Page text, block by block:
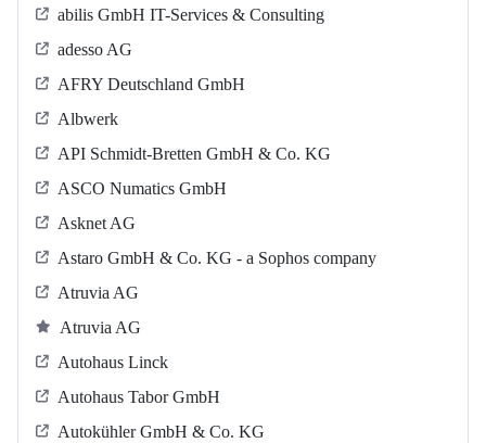
abilis GmbH IT-Services & Consulting
adesso AG
AFRY Deutschland GmbH
Albwerk
API Schmidt-Bretten GmbH & Co. KG
ASCO Numatics GmbH
Asknet AG
Astaro GmbH & Co. KG - a Sophos company
Atruvia AG
Atruvia AG
Autohaus Linck
Autohaus Tabor GmbH
Autokühler GmbH & Co. KG